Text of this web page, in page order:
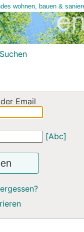
Suchen
Email
[Abc]